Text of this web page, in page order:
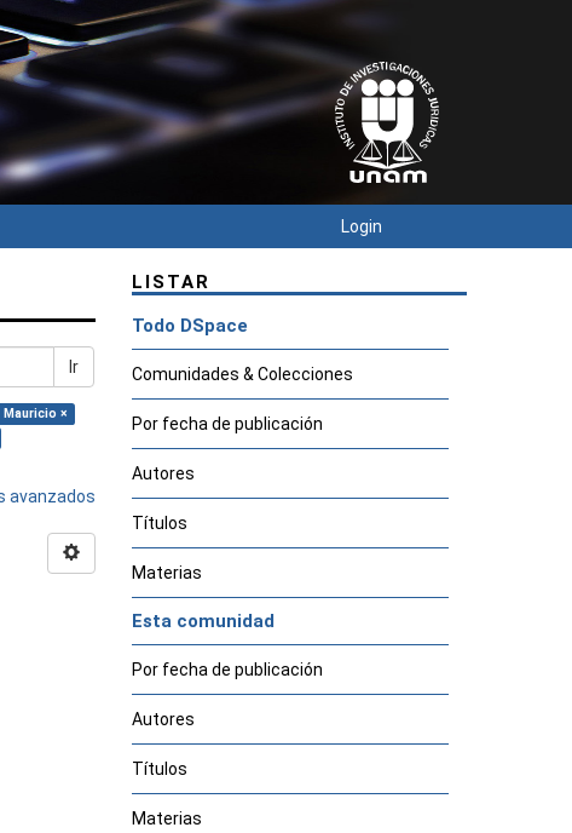
Login
Ir
×
avanzados
LISTAR
Todo DSpace
Comunidades & Colecciones
Por fecha de publicación
Autores
Títulos
Materias
Esta comunidad
Por fecha de publicación
Autores
Títulos
Materias